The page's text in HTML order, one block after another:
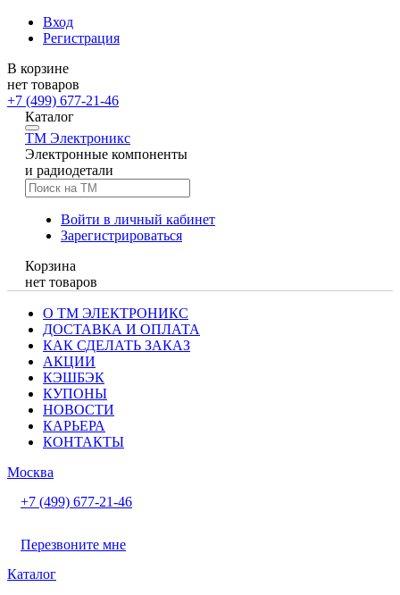
Вход
Регистрация
В корзине
нет товаров
+7 (499) 677-21-46
Каталог
TM Электроникс
Электронные компоненты
и радиодетали
Войти в личный кабинет
Зарегистрироваться
Корзина
нет товаров
О ТМ ЭЛЕКТРОНИКС
ДОСТАВКА И ОПЛАТА
КАК СДЕЛАТЬ ЗАКАЗ
АКЦИИ
КЭШБЭК
КУПОНЫ
НОВОСТИ
КАРЬЕРА
КОНТАКТЫ
Москва
+7 (499) 677-21-46
Перезвоните мне
Каталог